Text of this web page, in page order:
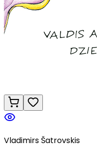
Vladimirs Šatrovskis